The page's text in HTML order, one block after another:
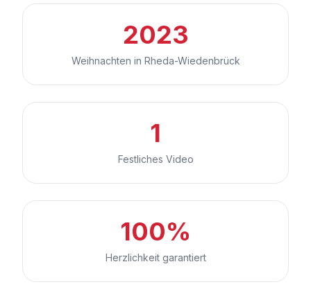
2023
Weihnachten in Rheda-Wiedenbrück
1
Festliches Video
100%
Herzlichkeit garantiert